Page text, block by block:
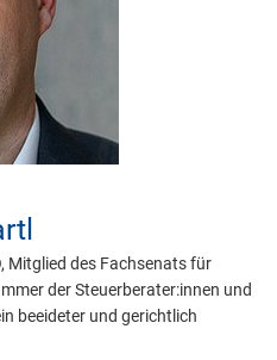
Mitglied des Fachsenats für
der Steuerberater:innen und
beeideter und gerichtlich